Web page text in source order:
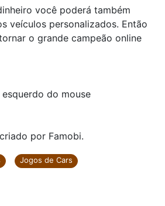
você poderá também
veículos personalizados. Então
o grande campeão online
do mouse
por Famobi.
Jogos de Cars